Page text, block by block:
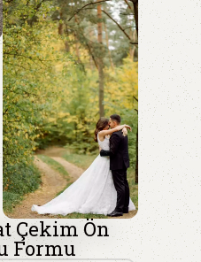
Çekim Ön
Formu